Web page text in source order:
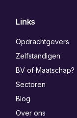
Links
Opdrachtgevers
Zelfstandigen
BV of Maatschap?
Sectoren
Blog
Over ons